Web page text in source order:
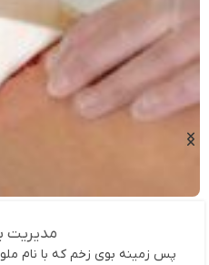
مدیریت
پس زمینه بوی زخم که با نام